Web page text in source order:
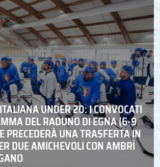
UNDER 20: I CONVOCATI
DEL RADUNO DI EGNA (6-9
PRECEDERÀ UNA TRASFERTA IN
DUE AMICHEVOLI CON AMBRÌ